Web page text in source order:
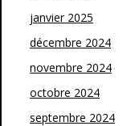
janvier 2025
décembre 2024
novembre 2024
octobre 2024
septembre 2024